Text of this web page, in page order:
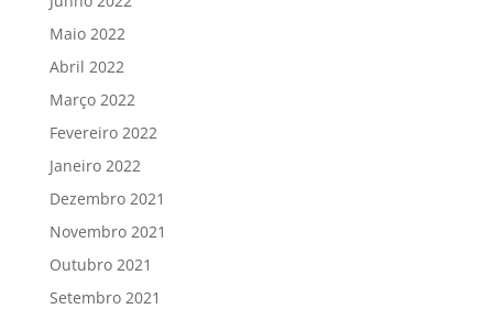
Maio 2022
Abril 2022
Março 2022
Fevereiro 2022
Janeiro 2022
Dezembro 2021
Novembro 2021
Outubro 2021
Setembro 2021